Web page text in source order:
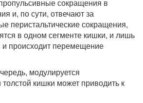
сокращения в
и, по сути, отвечают за
перистальтические сокращения,
в одном сегменте кишки, и лишь
и происходит перемещение
модулируется
кишки может приводить к